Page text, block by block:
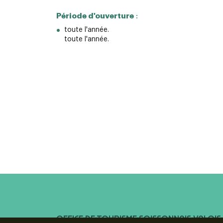
Période d'ouverture:
toute l'année.
toute l'année.
OFFICE DE TOURISME SOISSONNAIS VALOIS